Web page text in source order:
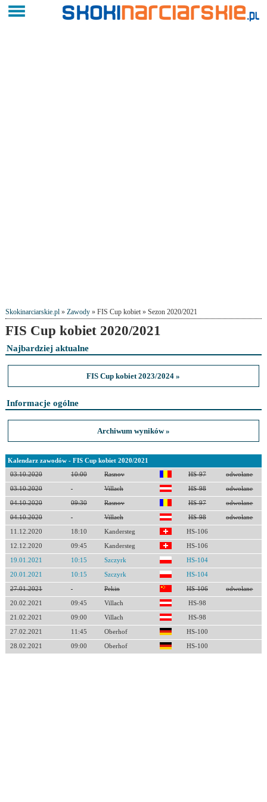
Skokinarciarskie.pl» Zawody» FIS Cup kobiet » Sezon 2020/2021
FIS Cup kobiet 2020/2021
Najbardziej aktualne
FIS Cup kobiet 2023/2024 »
Informacje ogólne
Archiwum wyników »
Kalendarz zawodów - FIS Cup kobiet 2020/2021
03.10.2020 10:00 Rasnov HS-97 odwołane
03.10.2020 Villach HS-98 odwołane
04.10.2020 09:30 Rasnov HS-97 odwołane
04.10.2020 Villach HS-98 odwołane
11.12.2020 18:10 Kandersteg HS-106
12.12.2020 09:45 Kandersteg HS-106
19.01.2021 10:15 Szczyrk HS-104
20.01.2021 10:15 Szczyrk HS-104
27.01.2021 Pekin HS-106 odwołane
20.02.2021 09:45 Villach HS-98
21.02.2021 09:00 Villach HS-98
27.02.2021 11:45 Oberhof HS-100
28.02.2021 09:00 Oberhof HS-100